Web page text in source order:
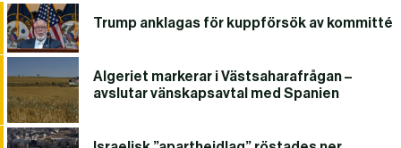
Trump anklagas för kuppförsök av kommitté
Algeriet markerar i Västsaharafrågan –
avslutar vänskapsavtal med Spanien